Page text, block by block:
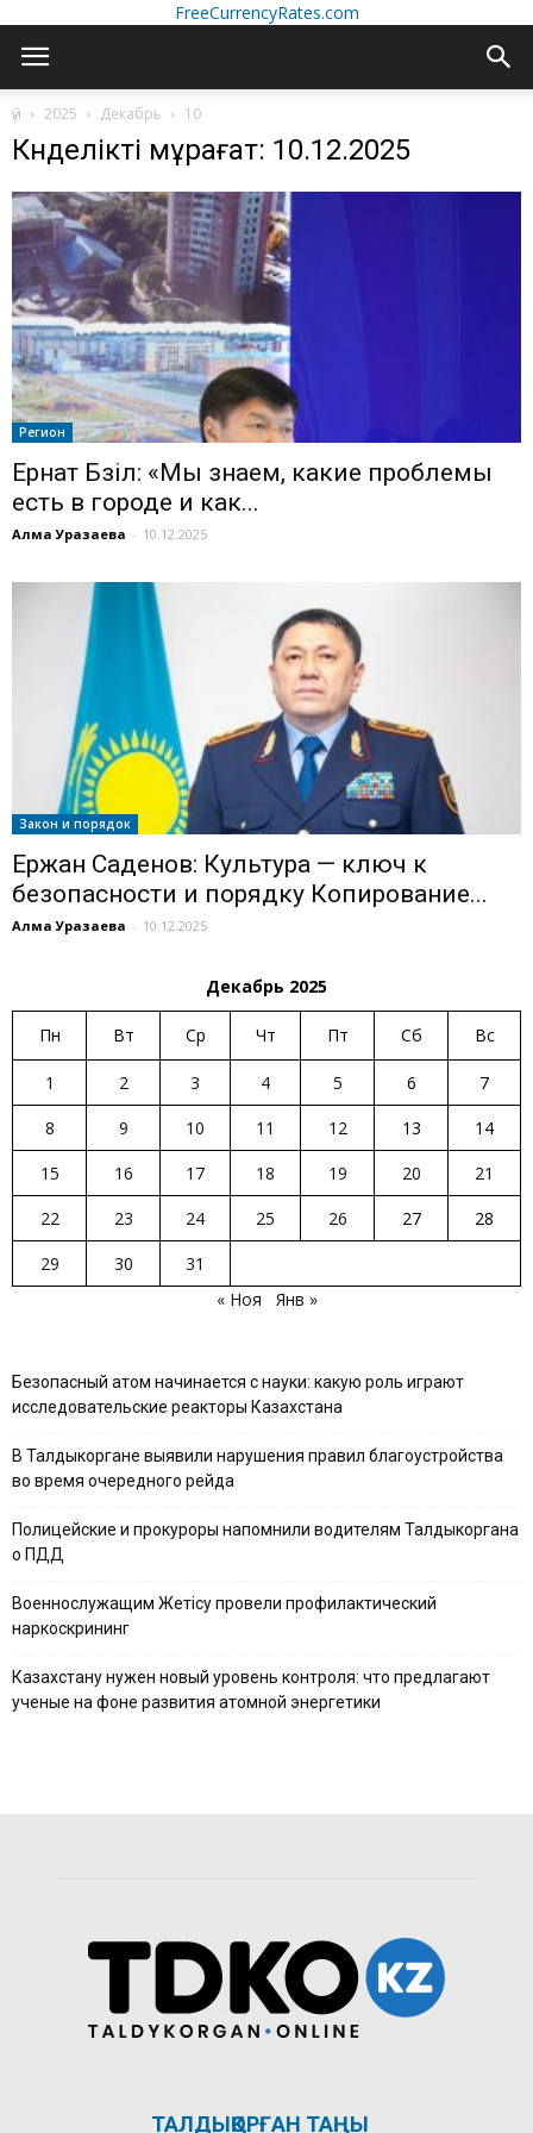
FreeCurrencyRates.com
үй 2025 Декабрь 10
Күнделікті мұрағат: 10.12.2025
Регион
Ернат Бәзіл: «Мы знаем, какие проблемы
есть в городе и как...
Алма Уразаева - 10.12.2025
Закон и порядок
Ержан Саденов: Культура — ключ к
безопасности и порядку Копирование...
Алма Уразаева - 10.12.2025
Декабрь 2025
Пн Вт Ср Чт Пт Сб Вс
1 2 3 4 5 6
7
8
9 10 11 12 13
14
15
16 17 18 19 20
21
22
23 24 25 26 27
28
29
30
31
« Ноя
Янв »
Безопасный атом начинается с науки: какую роль играют
исследовательские реакторы Казахстана
В Талдыкоргане выявили нарушения правил благоустройства
во время очередного рейда
Полицейские и прокуроры напомнили водителям Талдыкоргана
о ПДД
Военнослужащим Жетісу провели профилактический
наркоскрининг
Казахстану нужен новый уровень контроля: что предлагают
ученые на фоне развития атомной энергетики
ТАЛДЫҚОРҒАН ТАҢЫ